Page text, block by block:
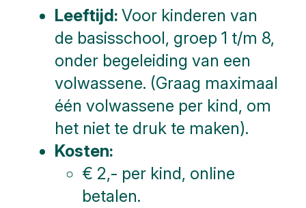
Leeftijd: Voor kinderen van
de basisschool, groep 1 t/m 8,
onder begeleiding van een
volwassene. (Graag maximaal
één volwassene per kind, om
het niet te druk te maken).
Kosten:
€ 2,- per kind, online
betalen.